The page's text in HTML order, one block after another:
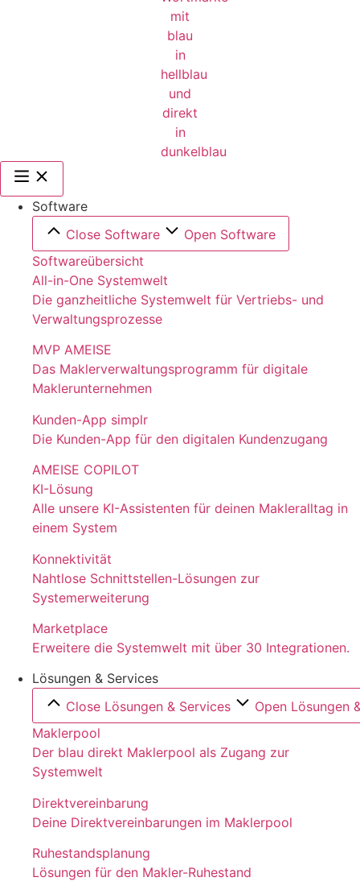
Software
Close Software
Open Software
Softwareübersicht
All-in-One Systemwelt
Die ganzheitliche Systemwelt für Vertriebs- und
Verwaltungsprozesse
MVP AMEISE
Das Maklerverwaltungsprogramm für digitale
Maklerunternehmen
Kunden-App simplr
Die Kunden-App für den digitalen Kundenzugang
AMEISE COPILOT
KI-Lösung
Alle unsere KI-Assistenten für deinen Makleralltag in
einem System
Konnektivität
Nahtlose Schnittstellen-Lösungen zur
Systemerweiterung
Marketplace
Erweitere die Systemwelt mit über 30 Integrationen.
Lösungen & Services
Close Lösungen & Services
Open Lösungen
Maklerpool
Der blau direkt Maklerpool als Zugang zur
Systemwelt
Direktvereinbarung
Deine Direktvereinbarungen im Maklerpool
Ruhestandsplanung
Lösungen für den Makler-Ruhestand